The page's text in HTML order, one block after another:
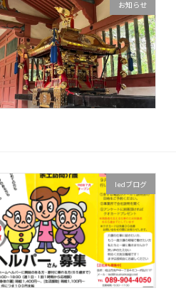
お知らせ
ledブログ